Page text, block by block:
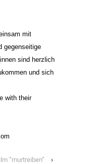
mit
gegenseitige
sind herzlich
und sich
with their
“murtreiben” ›